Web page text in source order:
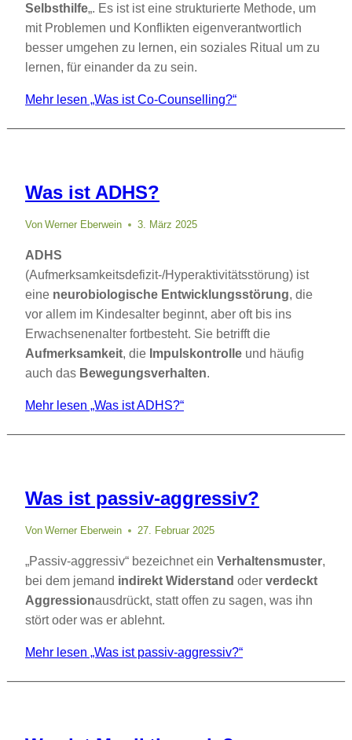
Selbsthilfe„. Es ist ist eine strukturierte Methode, um
mit Problemen und Konflikten eigenverantwortlich
besser umgehen zu lernen, ein soziales Ritual um zu
lernen, für einander da zu sein.
Mehr lesen „Was ist Co-Counselling?“
Was ist ADHS?
Von Werner Eberwein 3. März 2025
ADHS
(Aufmerksamkeitsdefizit-/Hyperaktivitätsstörung) ist
eine neurobiologische Entwicklungsstörung, die
vor allem im Kindesalter beginnt, aber oft bis ins
Erwachsenenalter fortbesteht. Sie betrifft die
Aufmerksamkeit, die Impulskontrolle und häufig
auch das Bewegungsverhalten.
Mehr lesen „Was ist ADHS?“
Was ist passiv-aggressiv?
Von Werner Eberwein 27. Februar 2025
„Passiv-aggressiv“ bezeichnet ein Verhaltensmuster,
bei dem jemand indirekt Widerstand oder verdeckt
Aggressionausdrückt, statt offen zu sagen, was ihn
stört oder was er ablehnt.
Mehr lesen „Was ist passiv-aggressiv?“